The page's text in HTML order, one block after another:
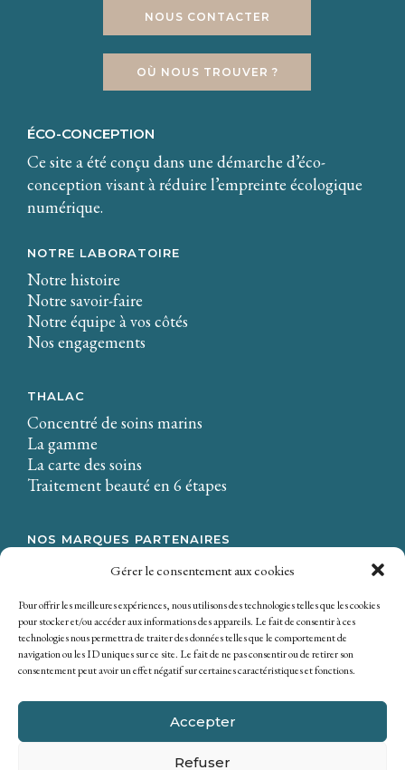
Gérer le consentement aux cookies
Pour offrir les meilleures expériences, nous utilisons des technologies telles que les cookies
pour stocker et/ou accéder aux informations des appareils. Le fait de consentir à ces
technologies nous permettra de traiter des données telles que le comportement de
navigation ou les ID uniques sur ce site. Le fait de ne pas consentir ou de retirer son
consentement peut avoir un effet négatif sur certaines caractéristiques et fonctions.
Accepter
Refuser
NOUS CONTACTER
OÙ NOUS TROUVER ?
ÉCO-CONCEPTION
Ce site a été conçu dans une démarche d’éco-
conception visant à réduire l’empreinte écologique
numérique.
NOTRE LABORATOIRE
Notre histoire
Notre savoir-faire
Notre équipe à vos côtés
Nos engagements
THALAC
Concentré de soins marins
La gamme
La carte des soins
Traitement beauté en 6 étapes
NOS MARQUES PARTENAIRES
Mondial Beauté